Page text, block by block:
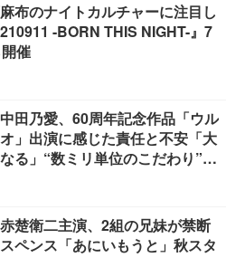
布のナイトカルチャーに注目し
-BORN THIS NIGHT-』7
催
田乃愛、60周年記念作品「ウル
」出演に感じた責任と不安「大
る」“数ミリ単位のこだわり”特
楚衛二主演、2組の兄妹が禁断
ペンス「あにいもうと」秋スタ